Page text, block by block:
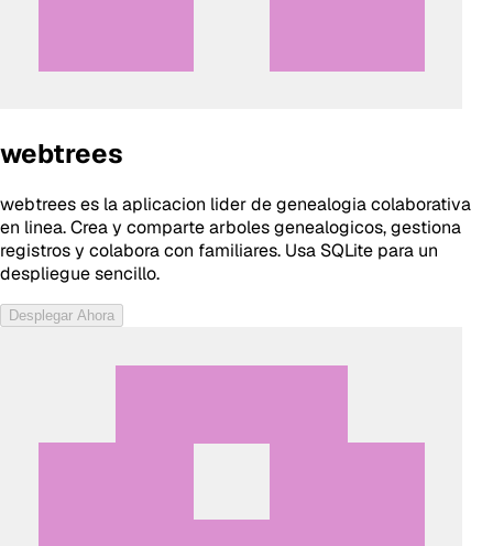
webtrees
webtrees es la aplicacion lider de genealogia colaborativa
en linea. Crea y comparte arboles genealogicos, gestiona
registros y colabora con familiares. Usa SQLite para un
despliegue sencillo.
Desplegar Ahora